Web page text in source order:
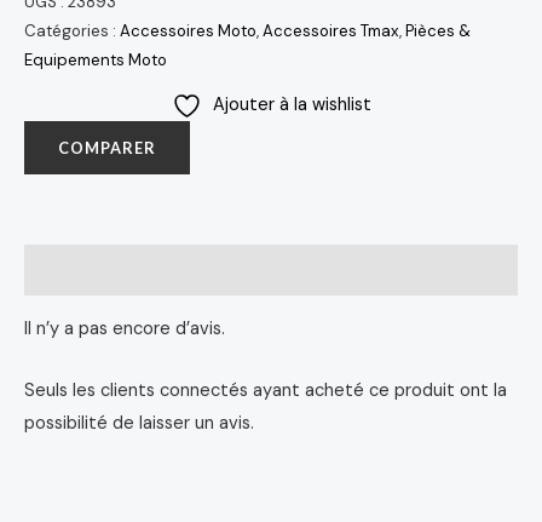
Catégories : Accessoires Moto,Accessoires Tmax,Pièces &
Equipements Moto
Ajouter à la wishlist
COMPARER
Il n’y a pas encore d’avis.
Seuls les clients connectés ayant acheté ce produit ont la
possibilité de laisser un avis.